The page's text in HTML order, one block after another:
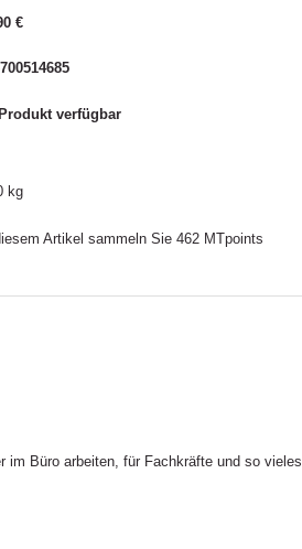
€
Produkt verfügbar
kg
Artikel sammeln Sie 462 MTpoints
im Büro arbeiten, für Fachkräfte und so vieles